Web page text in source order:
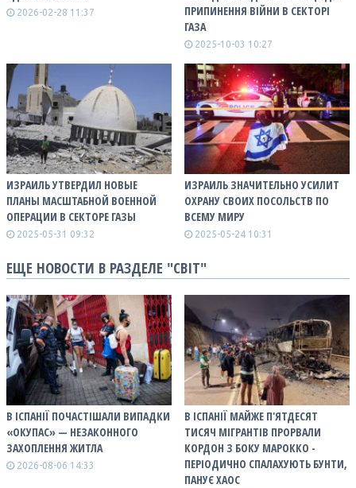
2026-02-28 11:37
ПРИПИНЕННЯ ВІЙНИ В СЕКТОРІ
ГАЗА
2025-10-03 10:27
ИЗРАИЛЬ УТВЕРДИЛ НОВЫЕ
ПЛАНЫ МАСШТАБНОЙ ВОЕННОЙ
ОПЕРАЦИИ В СЕКТОРЕ ГАЗЫ
2025-05-31 09:32
ИЗРАИЛЬ ЗНАЧИТЕЛЬНО УСИЛИТ
ОХРАНУ СВОИХ ПОСОЛЬСТВ ПО
ВСЕМУ МИРУ
2025-05-24 10:31
ЕЩЕ НОВОСТИ В РАЗДЕЛЕ "СВІТ"
В ІСПАНІЇ ПОЧАСТІШАЛИ ВИПАДКИ
«ОКУПАС» — НЕЗАКОННОГО
ЗАХОПЛЕННЯ ЖИТЛА
2026-08-06 14:33
В ІСПАНІЇ МАЙЖЕ П'ЯТДЕСЯТ
ТИСЯЧ МІГРАНТІВ ПРОРВАЛИ
КОРДОН З БОКУ МАРОККО -
ПЕРІОДИЧНО СПАЛАХУЮТЬ БУНТИ,
ПАНУЄ ХАОС